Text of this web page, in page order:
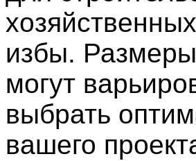
избы.
могут
выбрать
вашего